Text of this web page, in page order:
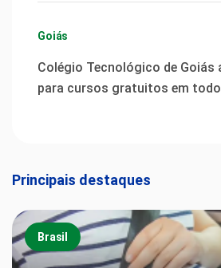
Goiás
Colégio Tecnológico de Goiás
para cursos gratuitos em
Principais destaques
Brasil